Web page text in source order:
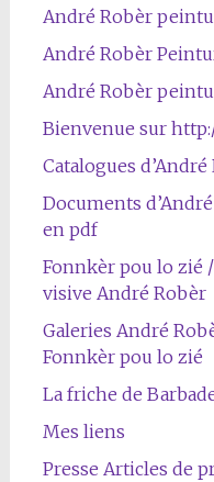
André Robèr
André Robèr
André Robèr
Bienvenue sur
Catalogues
Documents
en pdf
Fonnkèr pou lo zié
visive André Robèr
Galeries André
Fonnkèr pou lo zié
La friche de
Mes liens
Presse Articles de